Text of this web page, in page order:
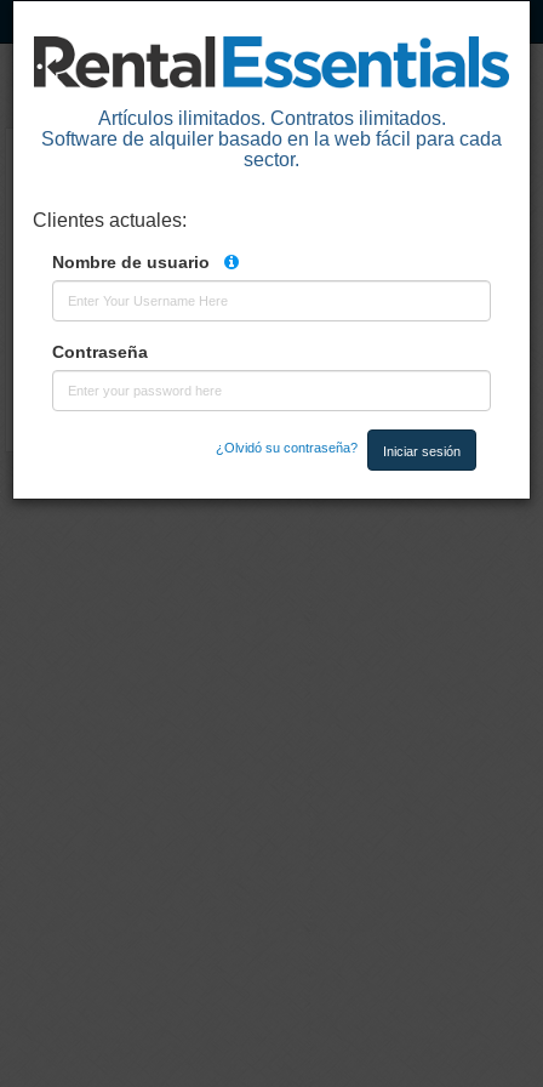
Artículos ilimitados. Contratos ilimitados.
Software de alquiler basado en la web fácil para cada
sector.
Clientes actuales:
Nombre de usuario
Contraseña
¿Olvidó su contraseña?
Loading the application. One moment